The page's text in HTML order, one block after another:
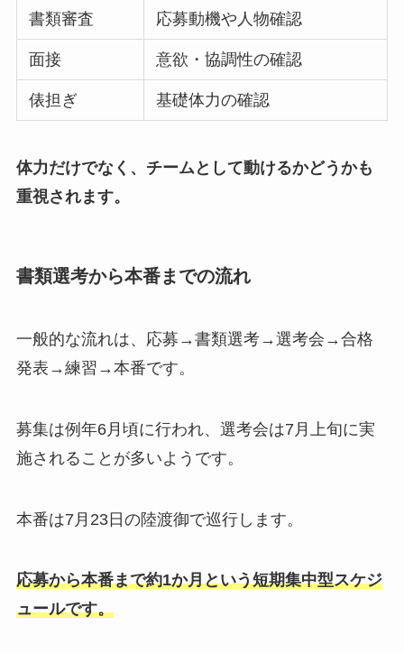
書類審査 応募動機や人物確認
面接 意欲・協調性の確認
俵担ぎ 基礎体力の確認
体力だけでなく、チームとして動けるかどうかも
重視されます。
書類選考から本番までの流れ
一般的な流れは、応募→書類選考→選考会→合格
発表→練習→本番です。
募集は例年6月頃に行われ、選考会は7月上旬に実
施されることが多いようです。
本番は7月23日の陸渡御で巡行します。
応募から本番まで約1か月という短期集中型スケジ
ュールです。